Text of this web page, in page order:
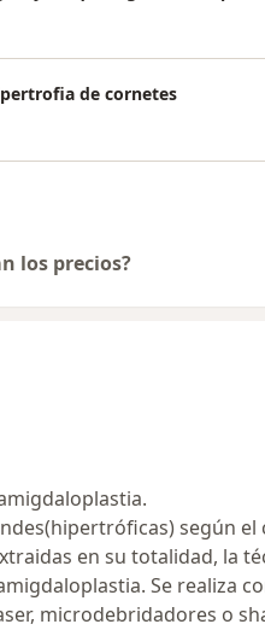
de cornetes
los precios?
según
en su totalidad, la
Se realiza
microdebridadores o